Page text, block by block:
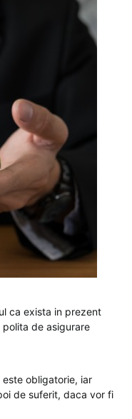
ca exista in prezent
de asigurare
obligatorie, iar
de suferit, daca vor fi